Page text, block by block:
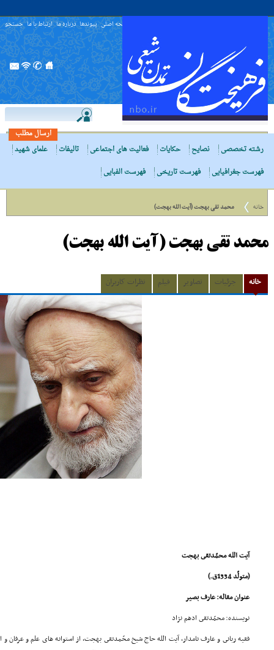
صفحه اصلی پیوندها درباره ما ارتباط با ما جستجو
ارسال مطلب
رشته تخصصی
نصایح حکایات فعالیت های اجتماعی تالیفات
علمای شهید
فهرست جغرافیایی
فهرست تاریخی فهرست الفبایی
خانه محمد تقی بهجت (آیت الله بهجت)
محمد تقی بهجت (آیت الله بهجت)
خانه جزئیات تصاویر فیلم نظرات کاربران
آیت الله محمّدتقى بهجت
(متولّد 1334ق.)
عنوان مقاله: عارف بصیر
نویسنده: محمّدتقى ادهم نژاد
فقیه ربانى و عارف نامدار، آیت الله حاج شیخ محّمدتقى بهجت، از استوانه هاى علم و عرفان و